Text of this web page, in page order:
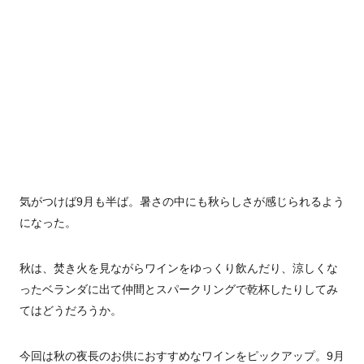
気がつけば9月も半ば。暑さの中にも秋らしさが感じられるよう
になった。
秋は、焚き火を見ながらワインをゆっくり飲んだり、涼しくな
ったベランダに出て仲間とスパークリングで乾杯したりしてみ
てはどうだろうか。
今回は秋の夜長のお供におすすめなワインをピックアップ。9月